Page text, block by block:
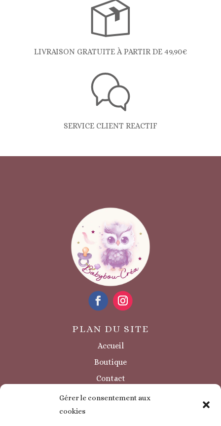
Gérer le consentement aux
cookies
LIVRAISON GRATUITE À PARTIR DE 49,90€
SERVICE CLIENT REACTIF
PLAN DU SITE
Accueil
Boutique
Contact
Sécurité / à savoir
INFORMATIONS LÉGALES